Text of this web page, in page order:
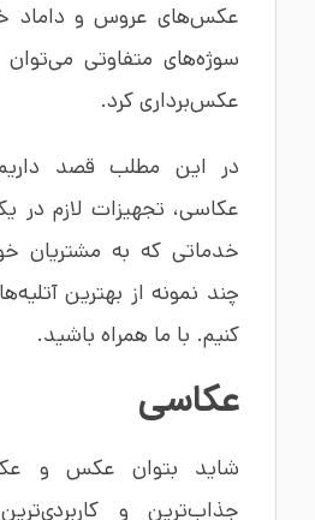
عکس‌های عروس و داماد
سوژه‌های متفاوتی می‌توان
عکس‌برداری کرد.
در این مطلب قصد داریم
عکاسی، تجهیزات لازم در
خدماتی که به مشتریان
چند نمونه از بهترین
کنیم. با ما همراه باشید.
عکاسی
شاید بتوان عکس و
جذاب‌ترین و